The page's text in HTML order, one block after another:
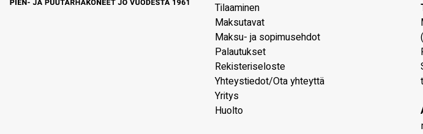
Tilaaminen
Maksutavat
Maksu- ja sopimusehdot
Palautukset
Rekisteriseloste
Yhteystiedot/Ota yhteyttä
Yritys
Huolto